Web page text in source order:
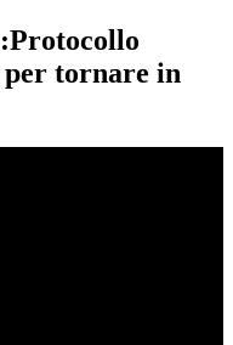
tornare in